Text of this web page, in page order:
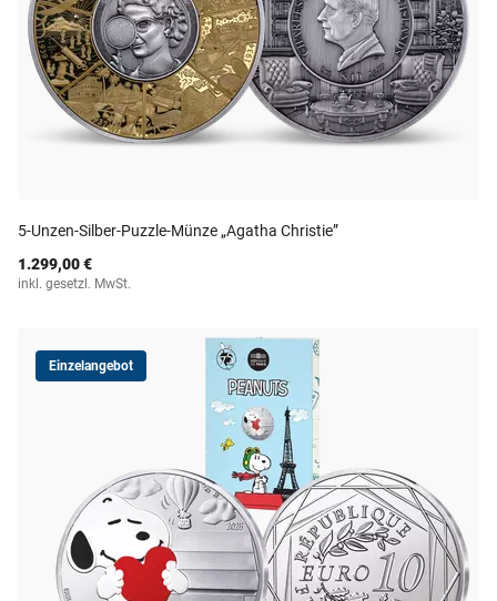
5-Unzen-Silber-Puzzle-Münze „Agatha Christie”
1.299,00 €
inkl. gesetzl. MwSt.
Einzelangebot